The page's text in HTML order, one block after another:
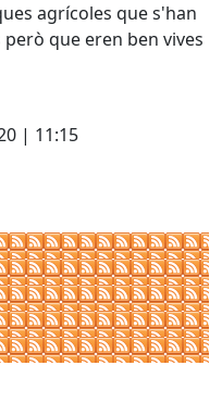
agrícoles que s'han
que eren ben vives
| 11:15